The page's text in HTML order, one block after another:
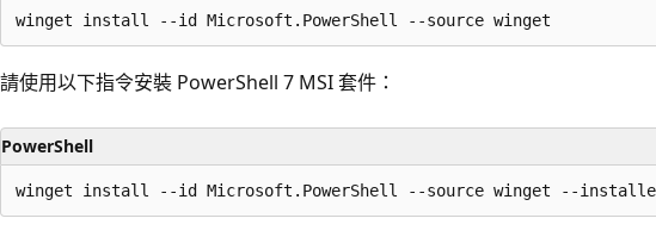
請使用以下指令安裝 PowerShell 7 MSI 套件：
PowerShell